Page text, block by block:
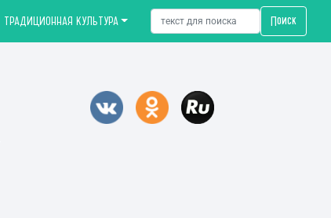
ТРАДИЦИОННАЯ КУЛЬТУРА Поиск